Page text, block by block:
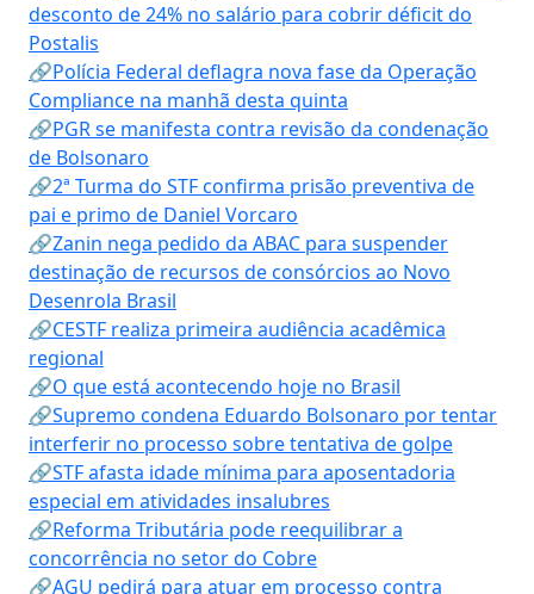
desconto de 24% no salário para cobrir déficit do
Postalis
🔗Polícia Federal deflagra nova fase da Operação
Compliance na manhã desta quinta
🔗PGR se manifesta contra revisão da condenação
de Bolsonaro
🔗2ª Turma do STF confirma prisão preventiva de
pai e primo de Daniel Vorcaro
🔗Zanin nega pedido da ABAC para suspender
destinação de recursos de consórcios ao Novo
Desenrola Brasil
🔗CESTF realiza primeira audiência acadêmica
regional
🔗O que está acontecendo hoje no Brasil
🔗Supremo condena Eduardo Bolsonaro por tentar
interferir no processo sobre tentativa de golpe
🔗STF afasta idade mínima para aposentadoria
especial em atividades insalubres
🔗Reforma Tributária pode reequilibrar a
concorrência no setor do Cobre
🔗AGU pedirá para atuar em processo contra